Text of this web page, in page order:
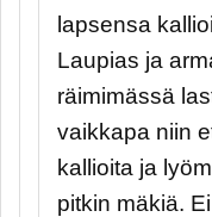
lapsensa
Laupias ja
räimimässä
vaikkapa niin
kallioita ja
pitkin mäkiä.